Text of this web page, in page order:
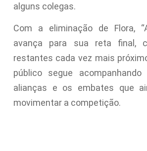
alguns colegas.
Com a eliminação de Flora,
avança para sua reta final,
restantes cada vez mais
público segue
alianças e os embates que
movimentar a competição.